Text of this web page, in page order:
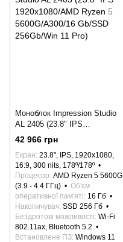
Моноблок Impression Studio
AL 2405 (23.8" IPS
1920x1080/AMD Ryzen 5
5600G/A300/16 Gb/SSD
256Gb/Win 11 Pro)
42 966 грн
Екран 23.8", IPS, 1920x1080,
16:9, 300 nits, 178º/178º
Процесор AMD Ryzen 5 5600G
(3.9 - 4.4 ГГц)
Об'єм
оперативної пам'яті 16 Гб
Накопичувач SSD 256 Гб
Бездротові можливості Wi-Fi
802.11ax, Bluetooth 5.2
Встановлене ПЗ Windows 11